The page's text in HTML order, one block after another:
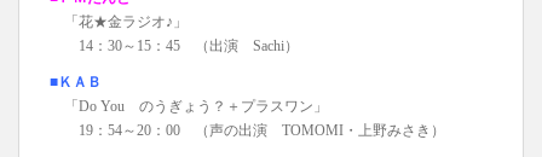
「花★金ラジオ♪」
14：30～15：45 （出演 Sachi）
■ＫＡＢ
「Do You のうぎょう？＋プラスワン」
19：54～20：00 （声の出演 TOMOMI・上野みさき）